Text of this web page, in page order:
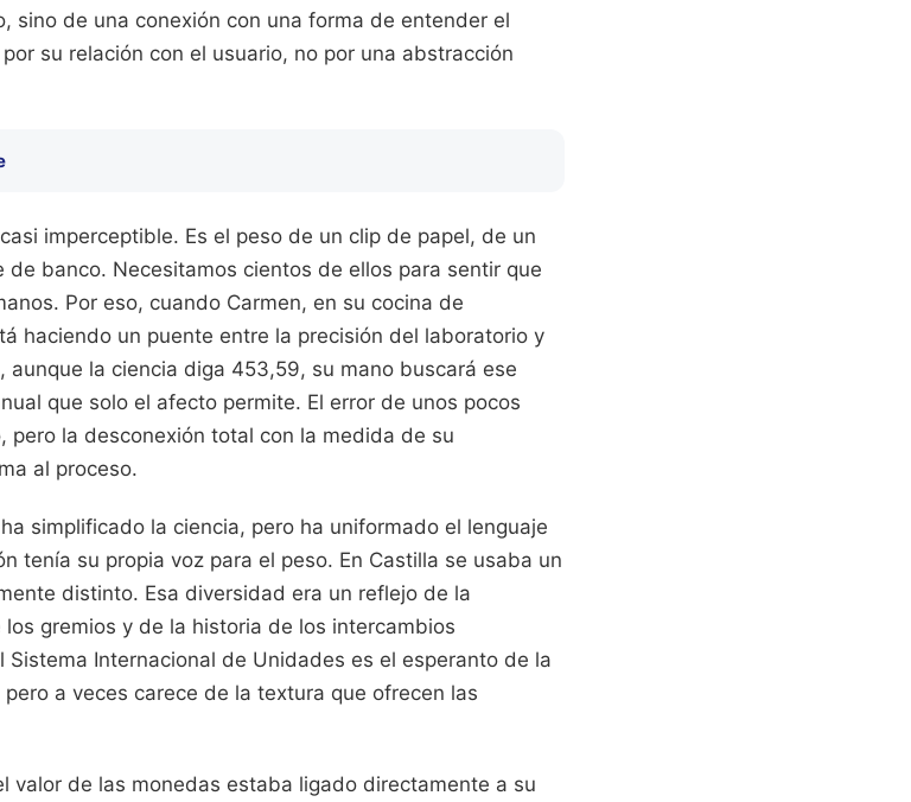
sino de una conexión con una forma de entender el
su relación con el usuario, no por una abstracción
imperceptible. Es el peso de un clip de papel, de un
banco. Necesitamos cientos de ellos para sentir que
Por eso, cuando Carmen, en su cocina de
haciendo un puente entre la precisión del laboratorio y
aunque la ciencia diga 453,59, su mano buscará ese
que solo el afecto permite. El error de unos pocos
pero la desconexión total con la medida de su
al proceso.
simplificado la ciencia, pero ha uniformado el lenguaje
tenía su propia voz para el peso. En Castilla se usaba un
distinto. Esa diversidad era un reflejo de la
gremios y de la historia de los intercambios
Sistema Internacional de Unidades es el esperanto de la
a veces carece de la textura que ofrecen las
valor de las monedas estaba ligado directamente a su